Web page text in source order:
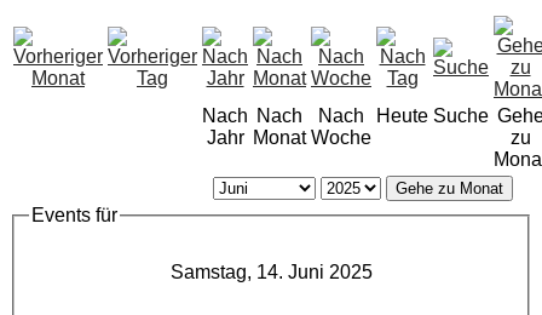
Nach
Jahr
Nach
Monat
Nach
Woche
Heute Suche
zu
Gehe zu Monat
Events für
Samstag, 14. Juni 2025